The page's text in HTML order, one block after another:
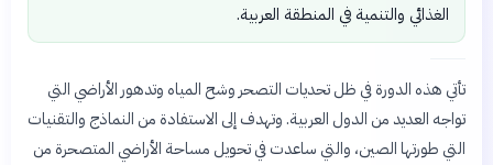
الغذائي والتنمية في المنطقة العربية.
تأتي هذه الدورة في ظل تحديات التصحر وشح المياه وتدهور الأراضي التي
تواجه العديد من الدول العربية. وتهدف إلى الاستفادة من النماذج والتقنيات
التي طورتها الصين، والتي ساعدت في تحويل مساحة الأراضي المتصحرة من